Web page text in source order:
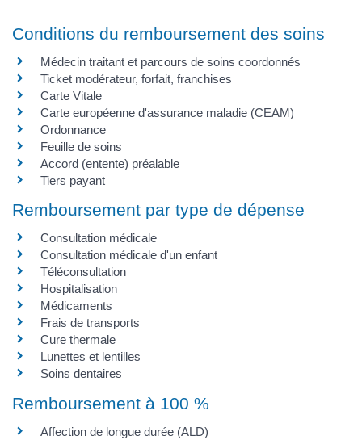
Conditions du remboursement des soins
Médecin traitant et parcours de soins coordonnés
Ticket modérateur, forfait, franchises
Carte Vitale
Carte européenne d'assurance maladie (CEAM)
Ordonnance
Feuille de soins
Accord (entente) préalable
Tiers payant
Remboursement par type de dépense
Consultation médicale
Consultation médicale d'un enfant
Téléconsultation
Hospitalisation
Médicaments
Frais de transports
Cure thermale
Lunettes et lentilles
Soins dentaires
Remboursement à 100 %
Affection de longue durée (ALD)